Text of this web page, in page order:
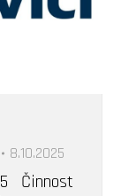
8.10.2025
Činnost